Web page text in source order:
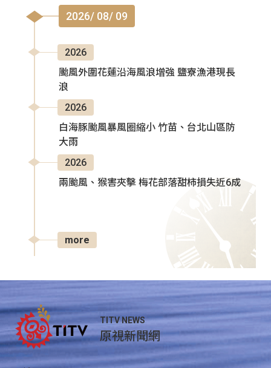
2026/ 08/ 09
2026
颱風外圍花蓮沿海風浪增強 鹽寮漁港現長
浪
2026
白海豚颱風暴風圈縮小 竹苗、台北山區防
大雨
2026
兩颱風、猴害夾擊 梅花部落甜柿損失近6成
more
TITV NEWS
原視新聞網